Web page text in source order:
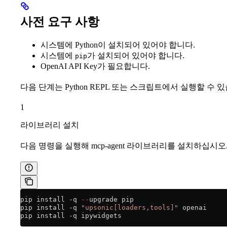
사전 요구 사항
시스템에 Python이 설치되어 있어야 합니다.
시스템에
pip가 설치되어 있어야 합니다.
OpenAI API Key가 필요합니다.
다음 단계는 Python REPL 또는 스크립트에서 실행할 수 있
1
라이브러리 설치
다음 명령을 실행해 mcp-agent 라이브러리를 설치하십시오.
pip install - q -- upgrade pip
pip install
- q "upsonic[loaders,tools]"
openai
pip install
- q ipywidgets